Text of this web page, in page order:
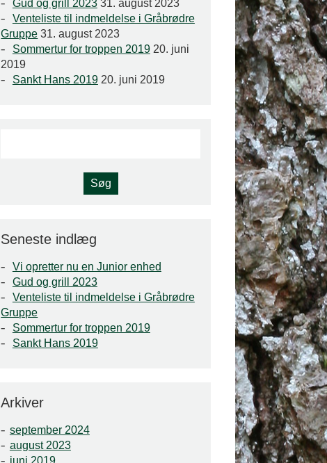
Gud og grill 2023 31. august 2023
Venteliste til indmeldelse i Gråbrødre
Gruppe 31. august 2023
Sommertur for troppen 2019 20. juni
2019
Sankt Hans 2019 20. juni 2019
Seneste indlæg
Vi opretter nu en Junior enhed
Gud og grill 2023
Venteliste til indmeldelse i Gråbrødre
Gruppe
Sommertur for troppen 2019
Sankt Hans 2019
Arkiver
september 2024
august 2023
juni 2019